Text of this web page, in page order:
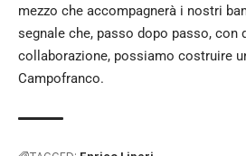
mezzo che accompagnerà i nostri
segnale che, passo dopo passo, con
collaborazione, possiamo costruire
Campofranco.